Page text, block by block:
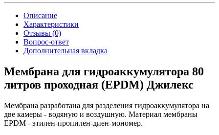
Описание
Характеристики
Отзывы (0)
Вопрос-ответ
Дополнительная вкладка
Мембрана для гидроаккумулятора 80
литров проходная (EPDM) Джилекс
Мембрана разработана для разделения гидроаккумулятора на
две камеры - водяную и воздушную. Материал мембраны
EPDM - этилен-пропилен-диен-мономер.